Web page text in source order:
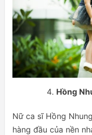
Hồng
Nữ ca sĩ Hồng
hàng đầu của nền